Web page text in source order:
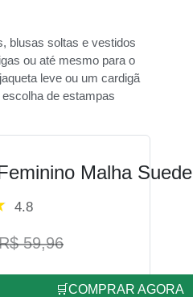
blusas soltas e vestidos
ou até mesmo para o
leve ou um cardigã
de estampas
Malha Suede
4.8
59,96
🛒COMPRAR AGORA